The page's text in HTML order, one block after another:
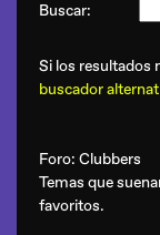
Buscar:
Si los resultados
buscador
Foro: Clubbers
Temas que
favoritos.